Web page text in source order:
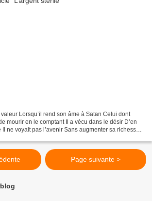
valeur Lorsqu’il rend son âme à Satan Celui dont
mourir en le comptant Il a vécu dans le désir D’en
ne voyait pas l’avenir Sans augmenter sa richesse
Page suivante >